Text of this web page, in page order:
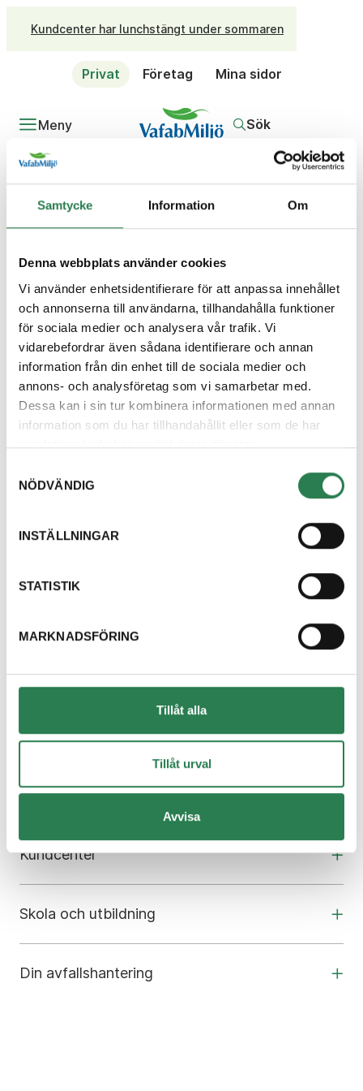
Samtycke Information Om
Denna webbplats använder cookies
Vi använder enhetsidentifierare för att anpassa innehållet
och annonserna till användarna, tillhandahålla funktioner
för sociala medier och analysera vår trafik. Vi
vidarebefordrar även sådana identifierare och annan
information från din enhet till de sociala medier och
annons- och analysföretag som vi samarbetar med.
Dessa kan i sin tur kombinera informationen med annan
information som du har tillhandahållit eller som de har
samlat in när du har använt deras tjänster.
NÖDVÄNDIG
INSTÄLLNINGAR
STATISTIK
MARKNADSFÖRING
Tillåt alla
Tillåt urval
Avvisa
Kundcenter har lunchstängt under sommaren
Privat Företag Mina sidor
Meny Sök
Sidan du söker
verkar inte finnas.
Sök på privatsidorna...
Om oss
Kundcenter
Skola och utbildning
Din avfallshantering